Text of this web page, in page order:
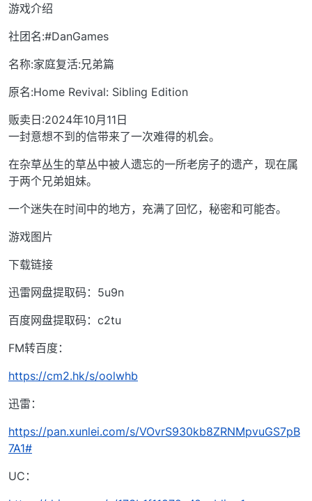
游戏介绍
社团名:#DanGames
名称:家庭复活:兄弟篇
原名:Home Revival: Sibling Edition
贩卖日:2024年10月11日
一封意想不到的信带来了一次难得的机会。
在杂草丛生的草丛中被人遗忘的一所老房子的遗产，现在属
于两个兄弟姐妹。
一个迷失在时间中的地方，充满了回忆，秘密和可能杏。
游戏图片
下载链接
迅雷网盘提取码：5u9n
百度网盘提取码：c2tu
FM转百度：
https://cm2.hk/s/oolwhb
迅雷：
https://pan.xunlei.com/s/VOvrS930kb8ZRNMpvuGS7pB
7A1#
UC：